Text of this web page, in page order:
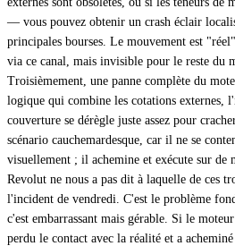
— vous pouvez obtenir un crash éclair
principales bourses. Le mouvement est
via ce canal, mais invisible pour le reste du
Troisièmement, une panne complète du
logique qui combine les cotations externes,
couverture se dérègle juste assez pour
scénario cauchemardesque, car il ne se
visuellement ; il achemine et exécute sur de
Revolut ne nous a pas dit à laquelle de ces
l'incident de vendredi. C'est le problème
c'est embarrassant mais gérable. Si le
perdu le contact avec la réalité et a